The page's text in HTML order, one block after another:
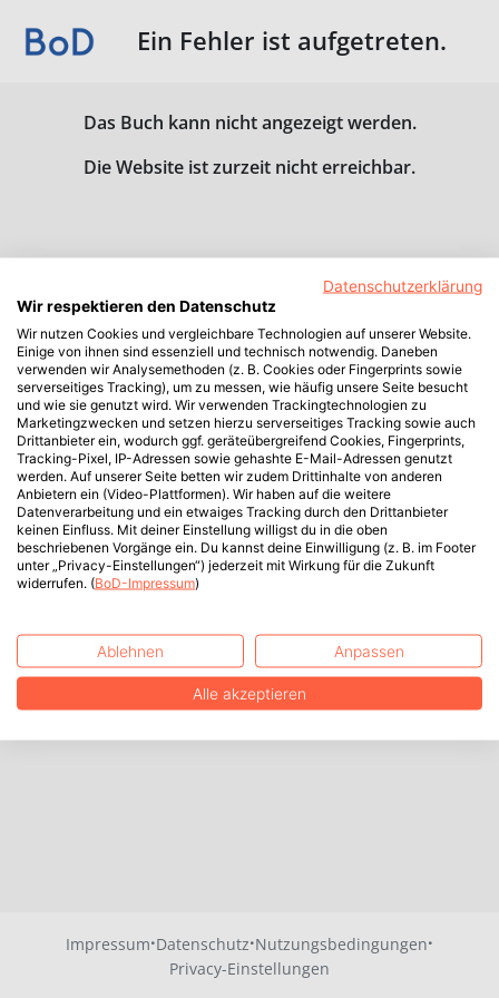
Ein Fehler ist aufgetreten.
Das Buch kann nicht angezeigt werden.
Die Website ist zurzeit nicht erreichbar.
Impressum·Datenschutz·Nutzungsbedingungen·
Privacy-Einstellungen
Datenschutzerklärung
Wir respektieren den Datenschutz
Wir nutzen Cookies und vergleichbare Technologien auf unserer Website.
Einige von ihnen sind essenziell und technisch notwendig. Daneben
verwenden wir Analysemethoden (z. B. Cookies oder Fingerprints sowie
serverseitiges Tracking), um zu messen, wie häufig unsere Seite besucht
und wie sie genutzt wird. Wir verwenden Trackingtechnologien zu
Marketingzwecken und setzen hierzu serverseitiges Tracking sowie auch
Drittanbieter ein, wodurch ggf. geräteübergreifend Cookies, Fingerprints,
Tracking-Pixel, IP-Adressen sowie gehashte E-Mail-Adressen genutzt
werden. Auf unserer Seite betten wir zudem Drittinhalte von anderen
Anbietern ein (Video-Plattformen). Wir haben auf die weitere
Datenverarbeitung und ein etwaiges Tracking durch den Drittanbieter
keinen Einfluss. Mit deiner Einstellung willigst du in die oben
beschriebenen Vorgänge ein. Du kannst deine Einwilligung (z. B. im Footer
unter „Privacy-Einstellungen“) jederzeit mit Wirkung für die Zukunft
widerrufen. (BoD-Impressum)
Ablehnen Anpassen
Alle akzeptieren